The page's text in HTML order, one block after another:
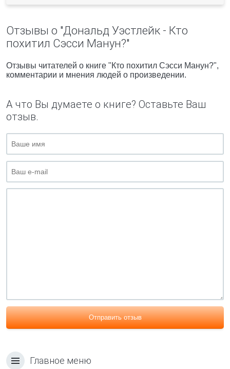
Отзывы о "Дональд Уэстлейк - Кто
похитил Сэсси Манун?"
Отзывы читателей о книге "Кто похитил Сэсси Манун?",
комментарии и мнения людей о произведении.
А что Вы думаете о книге? Оставьте Ваш
отзыв.
Отправить отзыв
Главное меню